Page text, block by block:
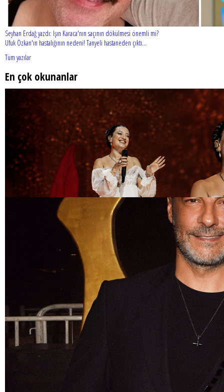
Seyhan Erdağ yazdı: Işın Karaca'nın saçının dökülmesi önemli mi?
Ufuk Özkan'ın hastalığının nedeni! Tanyeli hastaneden çıktı...
Tüm yazılar
En çok okunanlar
Harbiye'de Melike Şahin